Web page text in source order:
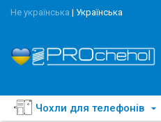
Не українська | Українська
Чохли для телефонів